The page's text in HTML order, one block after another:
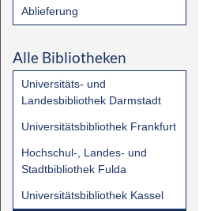
Ablieferung
Alle Bibliotheken
Universitäts- und
Landesbibliothek Darmstadt
Universitätsbibliothek Frankfurt
Hochschul-, Landes- und
Stadtbibliothek Fulda
Universitätsbibliothek Kassel